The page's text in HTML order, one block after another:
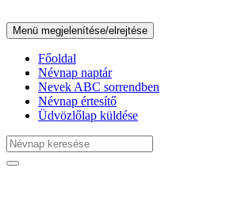
Menü megjelenítése/elrejtése
Főoldal
Névnap naptár
Nevek ABC sorrendben
Névnap értesítő
Üdvözlőlap küldése